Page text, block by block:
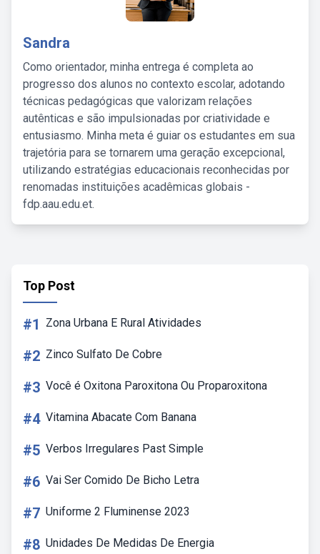
Sandra
Como orientador, minha entrega é completa ao
progresso dos alunos no contexto escolar, adotando
técnicas pedagógicas que valorizam relações
autênticas e são impulsionadas por criatividade e
entusiasmo. Minha meta é guiar os estudantes em sua
trajetória para se tornarem uma geração excepcional,
utilizando estratégias educacionais reconhecidas por
renomadas instituições acadêmicas globais -
fdp.aau.edu.et.
Top Post
#1 Zona Urbana E Rural Atividades
#2 Zinco Sulfato De Cobre
#3 Você é Oxitona Paroxitona Ou Proparoxitona
#4 Vitamina Abacate Com Banana
#5 Verbos Irregulares Past Simple
#6 Vai Ser Comido De Bicho Letra
#7 Uniforme 2 Fluminense 2023
#8 Unidades De Medidas De Energia